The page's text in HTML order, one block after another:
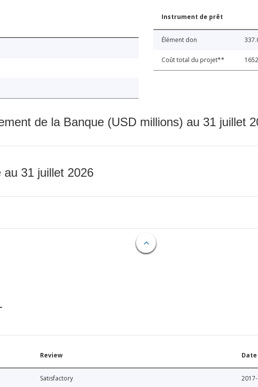
Instrument de prêt
Élément don
Coût total du projet**
de la Banque (USD millions) au 31 juillet
31 juillet 2026
Review Date
Satisfactory